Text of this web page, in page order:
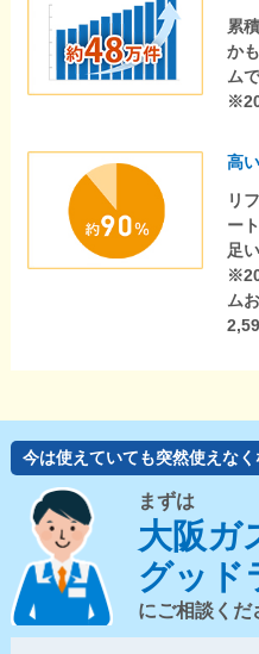
累
か
ム
高
リ
ー
足
ム
今は使えていても突然使えな
まずは
大阪ガ
グッド
にご相談くだ